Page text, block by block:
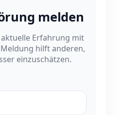
melden
Erfahrung mit
Meldung hilft anderen,
einzuschätzen.